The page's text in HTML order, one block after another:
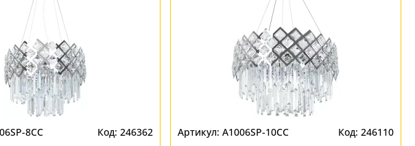
8CC 246362 A1006SP-10CC 246110